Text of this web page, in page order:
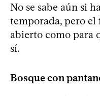
No se sabe aún si
temporada, pero
abierto como para
sí.
Bosque con